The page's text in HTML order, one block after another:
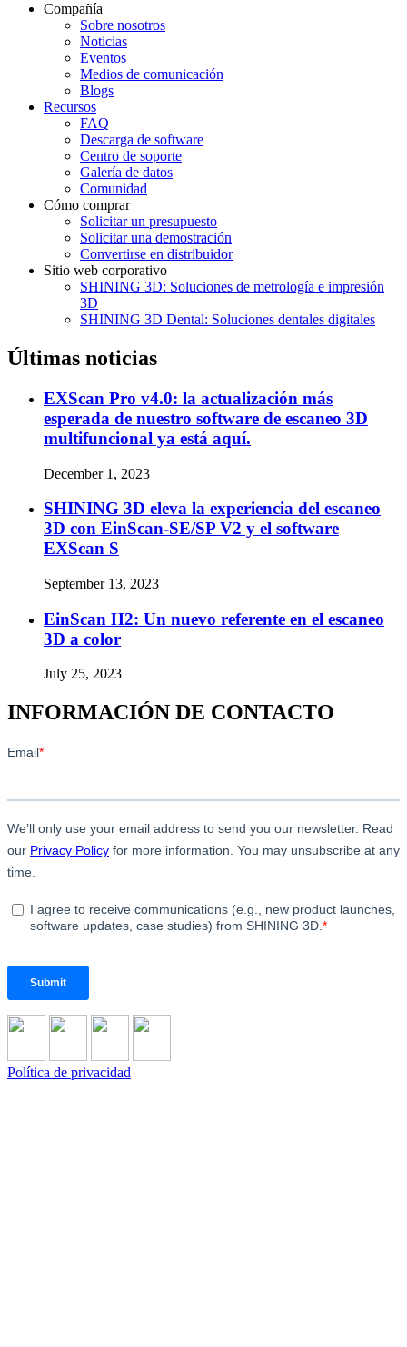
Compañía
Sobre nosotros
Noticias
Eventos
Medios de comunicación
Blogs
Recursos
FAQ
Descarga de software
Centro de soporte
Galería de datos
Comunidad
Cómo comprar
Solicitar un presupuesto
Solicitar una demostración
Convertirse en distribuidor
Sitio web corporativo
SHINING 3D: Soluciones de metrología e impresión
3D
SHINING 3D Dental: Soluciones dentales digitales
Últimas noticias
EXScan Pro v4.0: la actualización más
esperada de nuestro software de escaneo 3D
multifuncional ya está aquí.
December 1, 2023
SHINING 3D eleva la experiencia del escaneo
3D con EinScan-SE/SP V2 y el software
EXScan S
September 13, 2023
EinScan H2: Un nuevo referente en el escaneo
3D a color
July 25, 2023
INFORMACIÓN DE CONTACTO
Política de privacidad